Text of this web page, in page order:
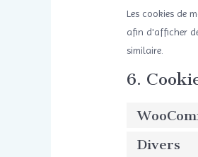
Les cookies de
afin d'afficher
similaire.
6.
Divers